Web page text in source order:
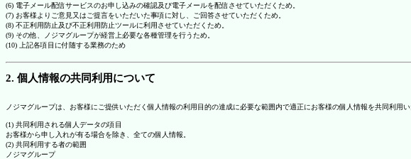
(6) 電子メール配信サービスのお申し込みの確認及び電子メールを配信させていただくため。
(7) お客様よりご意見又はご提言をいただいた事項に対し、ご回答させていただくため。
(8) 不正利用防止及び不正利用防止ツールに利用させていただくため。
(9) その他、ノジマグループが経営上必要な各種管理を行うため。
(10) 上記各項目に付随する業務のため
2. 個人情報の共同利用について
ノジマグループは、お客様にご提供いただく個人情報の利用目的の達成に必要な範囲内で適正にお客様の個人情報を共同利用い
(1) 共同利用される個人データの項目
お客様から申し入れが有る場合を除き、全ての個人情報。
(2) 共同利用する者の範囲
ノジマグループ